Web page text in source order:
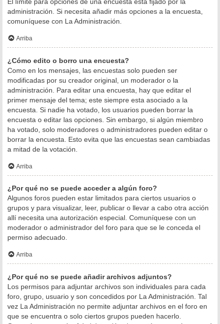
administración. Si necesita añadir más opciones a la encuesta,
comuníquese con La Administración.
Arriba
¿Cómo edito o borro una encuesta?
Como en los mensajes, las encuestas solo pueden ser
modificadas por su creador original, un moderador o la
administración. Para editar una encuesta, hay que editar el
primer mensaje del tema; este siempre esta asociado a la
encuesta. Si nadie ha votado, los usuarios pueden borrar la
encuesta o editar las opciones. Sin embargo, si algún miembro
ha votado, solo moderadores o administradores pueden editar o
borrar la encuesta. Esto evita que las encuestas sean cambiadas
a mitad de la votación.
Arriba
¿Por qué no se puede acceder a algún foro?
Algunos foros pueden estar limitados para ciertos usuarios o
grupos y para visualizar, leer, publicar o llevar a cabo otra acción
allí necesita una autorización especial. Comuníquese con un
moderador o administrador del foro para que se le conceda el
permiso adecuado.
Arriba
¿Por qué no se puede añadir archivos adjuntos?
Los permisos para adjuntar archivos son individuales para cada
foro, grupo, usuario y son concedidos por La Administración. Tal
vez La Administración no permite adjuntar archivos en el foro en
que se encuentra o solo ciertos grupos pueden hacerlo.